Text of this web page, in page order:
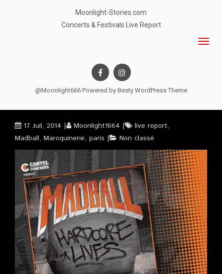
Moonlight-Stories.com
Concerts & Festivals Live Report
@Moonlight666 Powered by Besty WordPress Theme
17 Juil, 2014 Moonlight1664 live report,
Madball, Maroquinerie, paris Non classé